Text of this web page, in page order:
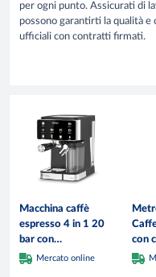
per ogni punto. Assicurati di
possono garantirti la qualità
ufficiali con contratti firmati.
Macchina caffè
espresso 4 in 1 20
bar con
cappuccinatore,
Mercato online
con